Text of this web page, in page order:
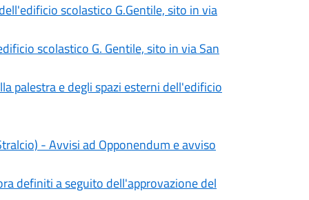
scolastico G.Gentile, sito in via
scolastico G. Gentile, sito in via San
palestra e degli spazi esterni dell'edificio
- Avvisi ad Opponendum e avviso
definiti a seguito dell'approvazione del